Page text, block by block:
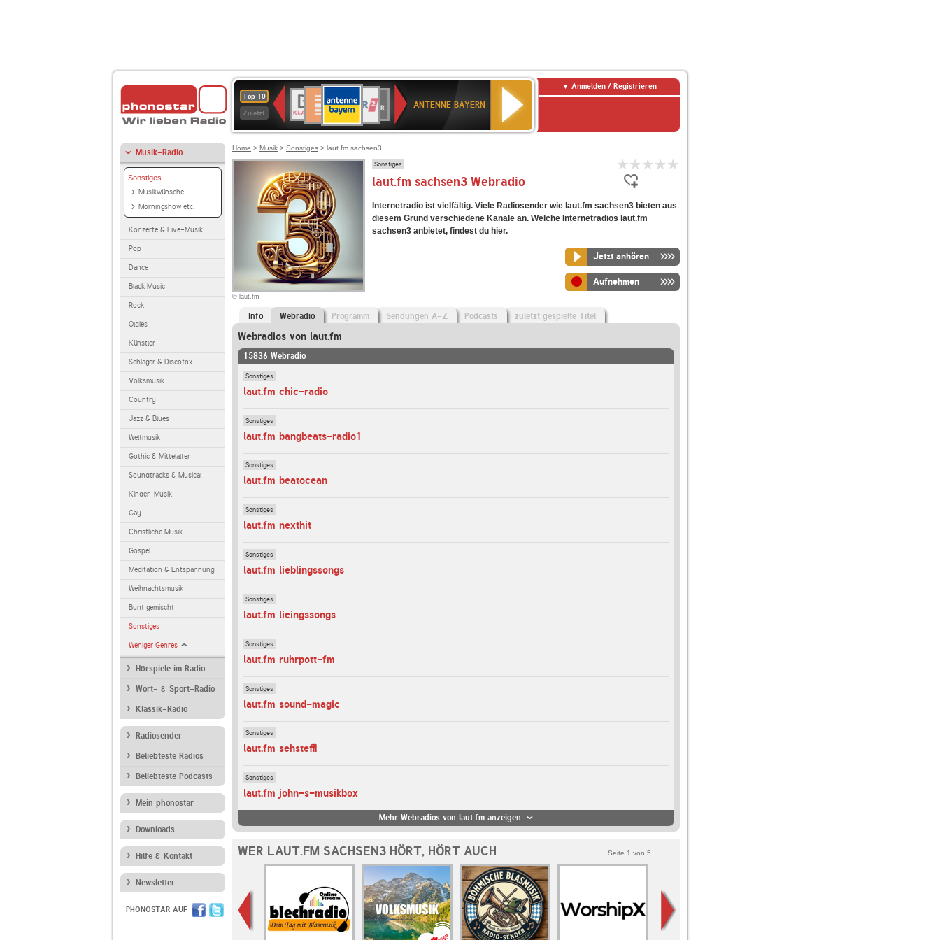
Top 10
Zuletzt
Deutschlandfunk
80er
90er
OLDIE
ANTENNE
SWR3
WDR
4
BR-
KLASSIK
Deutschlandfunk
KulturBAYERN
2
SWR
Kultur
NDR
2
ANTENNE BAYERN
Anmelden / Registrieren
Musik-Radio
Sonstiges
Musikwünsche
Morningshow etc.
Konzerte & Live-Musik
Pop
Dance
Black Music
Rock
Oldies
Künstler
Schlager & Discofox
Volksmusik
Country
Jazz & Blues
Weltmusik
Gothic & Mittelalter
Soundtracks & Musical
Kinder-Musik
Gay
Christliche Musik
Gospel
Meditation & Entspannung
Weihnachtsmusik
Bunt gemischt
Sonstiges
Weniger Genres
Hörspiele im Radio
Wort- & Sport-Radio
Klassik-Radio
Radiosender
Beliebteste Radios
Beliebteste Podcasts
Mein phonostar
Downloads
Hilfe & Kontakt
Newsletter
PHONOSTAR AUF
Home > Musik > Sonstiges > laut.fm sachsen3
© laut.fm
Sonstiges
laut.fm sachsen3 Webradio
Internetradio ist vielfältig. Viele Radiosender wie laut.fm sachsen3 bieten aus
diesem Grund verschiedene Kanäle an. Welche Internetradios laut.fm
sachsen3 anbietet, findest du hier.
Jetzt anhören
Aufnehmen
Info Webradio Programm Sendungen A-Z Podcasts zuletzt gespielte Titel
Webradios von laut.fm
15836 Webradio
Sonstiges
laut.fm chic-radio
Sonstiges
laut.fm bangbeats-radio1
Sonstiges
laut.fm beatocean
Sonstiges
laut.fm nexthit
Sonstiges
laut.fm lieblingssongs
Sonstiges
laut.fm lieingssongs
Sonstiges
laut.fm ruhrpott-fm
Sonstiges
laut.fm sound-magic
Sonstiges
laut.fm sehsteffi
Sonstiges
laut.fm john-s-musikbox
Mehr Webradios von laut.fm anzeigen
WER LAUT.FM SACHSEN3 HÖRT, HÖRT AUCH Seite 1 von 5